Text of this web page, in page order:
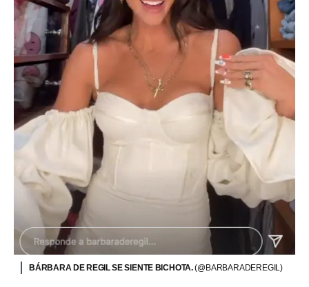
BÁRBARA DE REGIL SE SIENTE BICHOTA.(@BARBARADEREGIL)